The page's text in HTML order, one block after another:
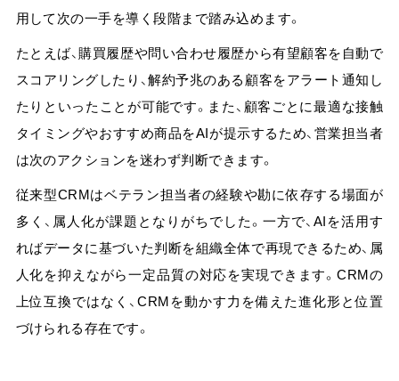
用して次の一手を導く段階まで踏み込めます。
たとえば、購買履歴や問い合わせ履歴から有望顧客を自動で
スコアリングしたり、解約予兆のある顧客をアラート通知し
たりといったことが可能です。 また、顧客ごとに最適な接触
タイミングやおすすめ商品をAIが提示するため、営業担当者
は次のアクションを迷わず判断できます。
従来型CRMはベテラン担当者の経験や勘に依存する場面が
多く、属人化が課題となりがちでした。一方で、AIを活用す
ればデータに基づいた判断を組織全体で再現できるため、属
人化を抑えながら一定品質の対応を実現できます。CRMの
上位互換ではなく、CRMを動かす力を備えた進化形と位置
づけられる存在です。